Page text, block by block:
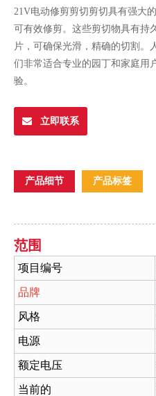
21V电动修剪剪切剪切具有强大
可有效修剪。这些剪切物具有持
片，可确保光滑，精确的切割。
们非常适合专业的园丁和家庭用
验。
立即联系
产品细节 产品标签
范围
项目编号
品牌
风格
电源
额定电压
当前的